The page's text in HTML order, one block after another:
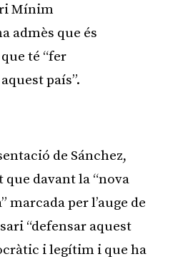
Mínim
admès que és
té “fer
país”.
de Sánchez,
que davant la “nova
per l’auge de
“defensar aquest
i legítim i que ha